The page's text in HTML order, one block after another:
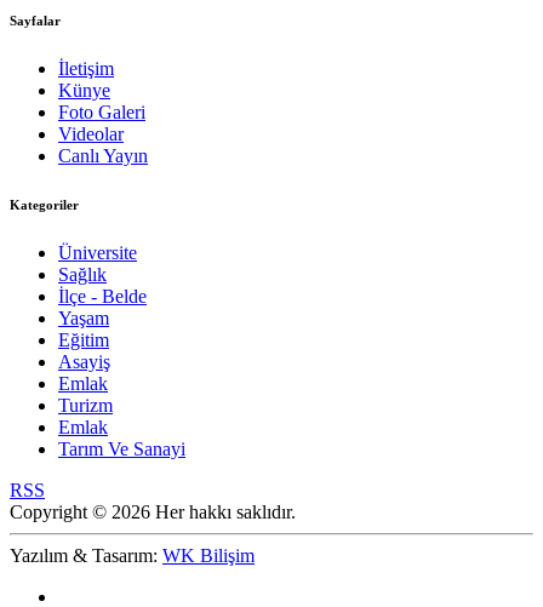
Sayfalar
İletişim
Künye
Foto Galeri
Videolar
Canlı Yayın
Kategoriler
Üniversite
Sağlık
İlçe - Belde
Yaşam
Eğitim
Asayiş
Emlak
Turizm
Emlak
Tarım Ve Sanayi
RSS
Copyright © 2026 Her hakkı saklıdır.
Yazılım & Tasarım: WK Bilişim